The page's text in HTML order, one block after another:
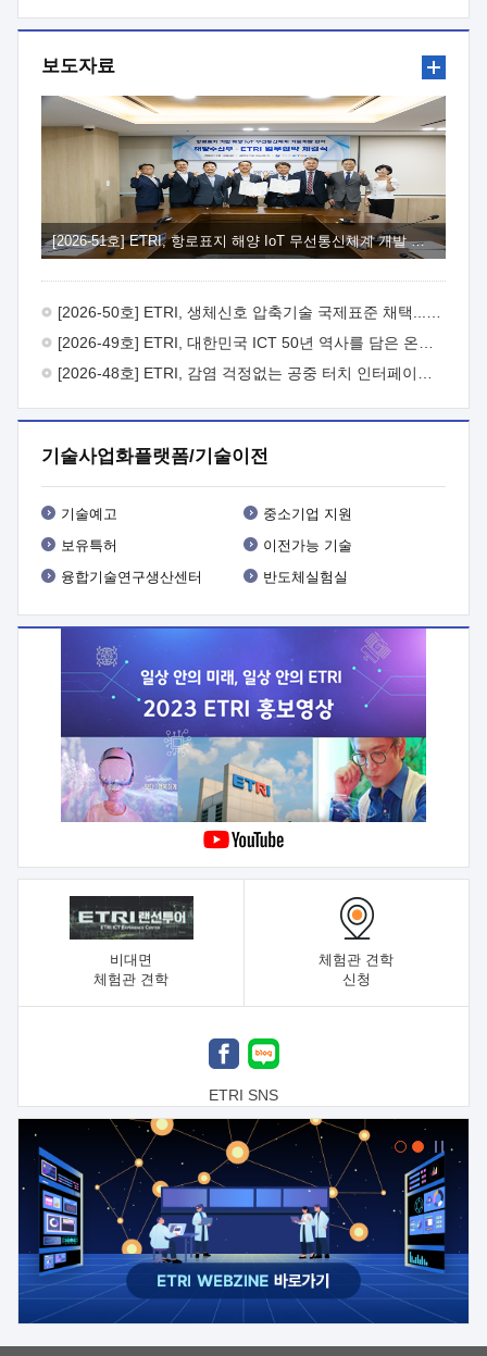
당해 지원실적과 차기 지원계획을 평가하여 결정
 기업부담:
연봉의 40%  추진일정(1)희망기업 신청/접수(2)희망인력-
희망기업 매칭(3)현장조사/ 선정(심의)(4)협약체결(5)
기업파견8월 3일 ~ 14일 8월 17일 ~ 26일 9월초순 9월 중순
10월 이후* 상기일정은 희망인력-희망기업간 매칭 원활시를
가정한 것으로 상황에 따라 상당기간 일정이 지연될 수 있음. **
(1)희망인력-희망기업간 적합성이 낮다고 판단되거나, (2)
희망인력이 파견의사를 철회할 경우 후속 절차가 진행되지 않을
수 있음.2. 현장지원 희망인력 및 상세이력
 희망인력
공정(FET / SBD 등 )유기물 반도체 소재 및 소자 설계, 합성 및
제작바이오센서 설계/제작토양/수질/가스 센서 설계/
제작광소자응용B광 센서 및 응용 시스템시스템 제어 및 데이터
처리FPGA 제어, VHDL 프로그램 개발Labview, Python, C
임2) 대상인력 B 상세이력 3. 신청방법 및 향후일정 등 
제출  문 의 처: ETRI사업화본부 기업성장지원부
현장지원 신청서 (기업)
보도자료
[2026-51호] ETRI, 항로표지 해양 IoT 무선통신체계 개발 나선다
기술사업화플랫폼/기술이전
기술예고
중소기업 지원
보유특허
이전가능 기술
융합기술연구생산센터
반도체실험실
비대면
체험관 견학
체험관 견학
신청
ETRI SNS